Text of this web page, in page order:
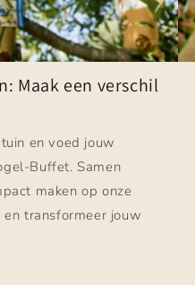
Maak een verschil
en voed jouw
Buffet. Samen
maken op onze
transformeer jouw